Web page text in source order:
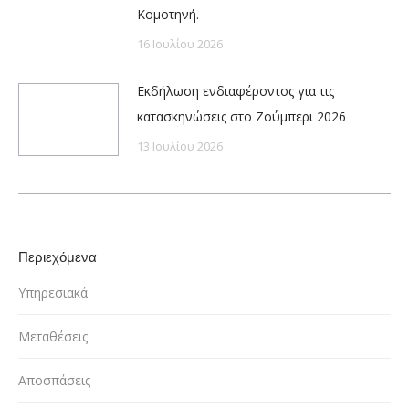
Κομοτηνή.
16 Ιουλίου 2026
Εκδήλωση ενδιαφέροντος για τις
κατασκηνώσεις στο Ζούμπερι 2026
13 Ιουλίου 2026
Περιεχόμενα
Υπηρεσιακά
Μεταθέσεις
Αποσπάσεις